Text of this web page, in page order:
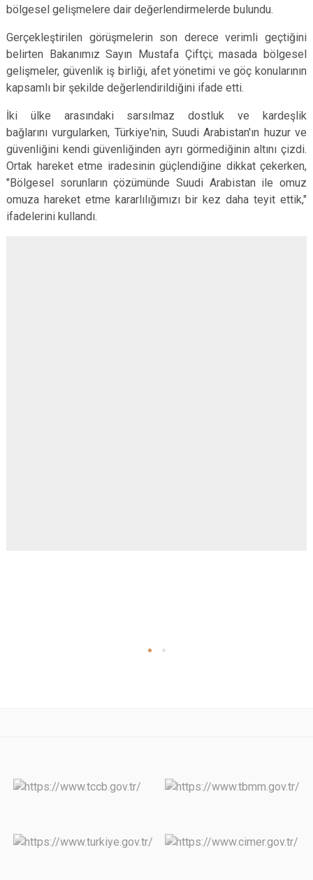
bölgesel gelişmelere dair değerlendirmelerde bulundu.
Gerçekleştirilen görüşmelerin son derece verimli geçtiğini
belirten Bakanımız Sayın Mustafa Çiftçi; masada bölgesel
gelişmeler, güvenlik iş birliği, afet yönetimi ve göç konularının
kapsamlı bir şekilde değerlendirildiğini ifade etti.
İki ülke arasındaki sarsılmaz dostluk ve kardeşlik
bağlarını vurgularken, Türkiye'nin, Suudi Arabistan'ın huzur ve
güvenliğini kendi güvenliğinden ayrı görmediğinin altını çizdi.
Ortak hareket etme iradesinin güçlendiğine dikkat çekerken,
"Bölgesel sorunların çözümünde Suudi Arabistan ile omuz
omuza hareket etme kararlılığımızı bir kez daha teyit ettik,"
ifadelerini kullandı.